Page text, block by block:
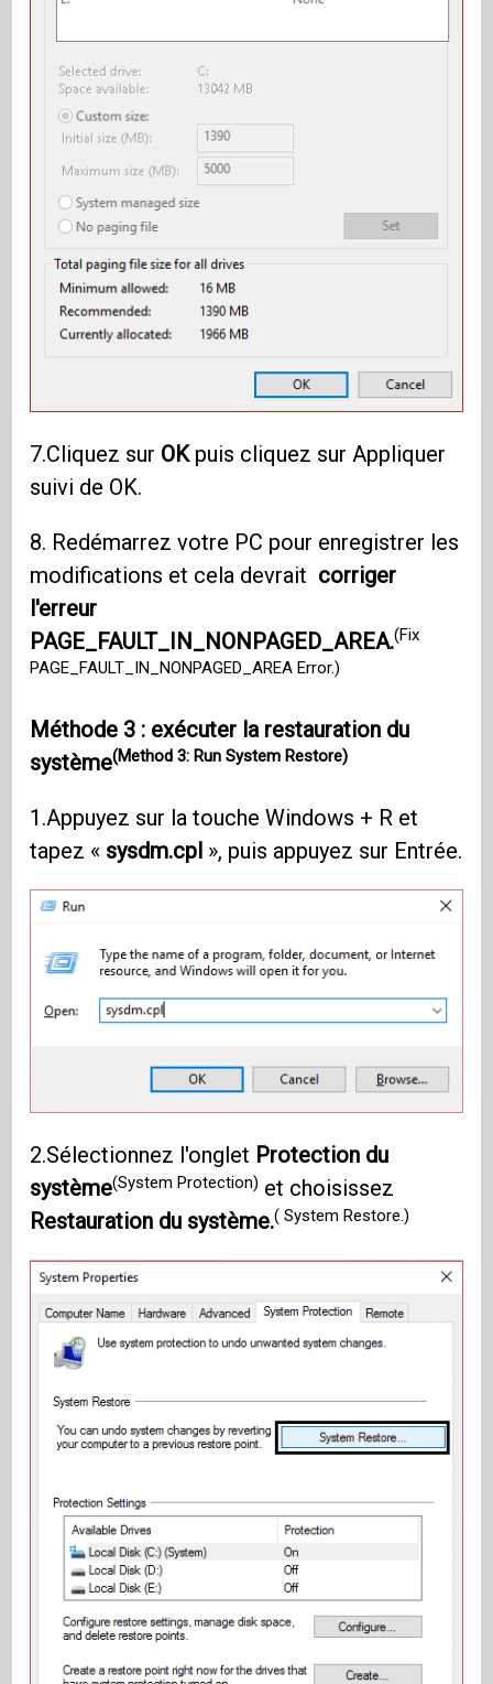
7.Cliquez sur OKpuis cliquez sur Appliquer
suivi de OK.
8. Redémarrez votre PC pour enregistrer les
modifications et cela devrait corriger
l'erreur
PAGE_FAULT_IN_NONPAGED_AREA.(Fix
PAGE_FAULT_IN_NONPAGED_AREA Error.)
Méthode 3 : exécuter la restauration du
système(Method 3: Run System Restore)
1.Appuyez sur la touche Windows + R et
tapez « sysdm.cpl », puis appuyez sur Entrée.
2.Sélectionnez l'onglet Protection du
système(System Protection) et choisissez
Restauration du système.( System Restore.)